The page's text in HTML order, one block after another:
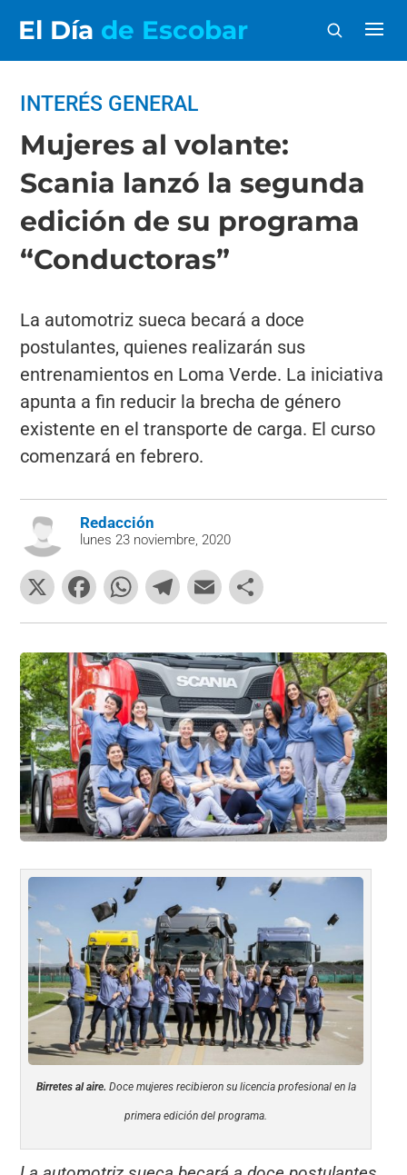
El Día de Escobar
INTERÉS GENERAL
Mujeres al volante:
Scania lanzó la segunda
edición de su programa
“Conductoras”
La automotriz sueca becará a doce
postulantes, quienes realizarán sus
entrenamientos en Loma Verde. La iniciativa
apunta a fin reducir la brecha de género
existente en el transporte de carga. El curso
comenzará en febrero.
Redacción
lunes 23 noviembre, 2020
X
F
a
c
e
b
o
o
k
W
h
at
s
A
p
p
T
el
e
gr
a
m
E
m
ai
l
o
m
p
ar
tir
Birretes al aire. Doce mujeres recibieron su licencia profesional en la
primera edición del programa.